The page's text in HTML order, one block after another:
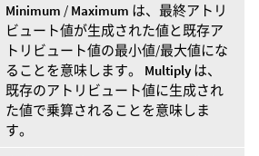
Minimum / Maximum は、最終アトリ
ビュート値が生成された値と既存ア
トリビュート値の最小値/最大値にな
ることを意味します。 Multiply は、
既存のアトリビュート値に生成され
た値で乗算されることを意味しま
す。